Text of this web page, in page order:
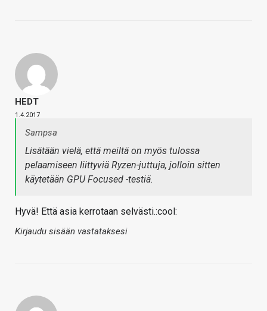
HEDT
1.4.2017
Sampsa
Lisätään vielä, että meiltä on myös tulossa
pelaamiseen liittyviä Ryzen-juttuja, jolloin sitten
käytetään GPU Focused -testiä.
Hyvä! Että asia kerrotaan selvästi.:cool:
Kirjaudu sisään vastataksesi